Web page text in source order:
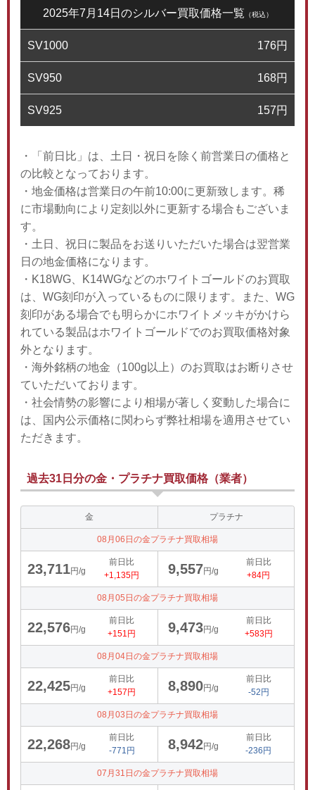
2025年7月14日のシルバー買取価格一覧 （税込）
SV1000 176円
SV950 168円
SV925 157円
・「前日比」は、土日・祝日を除く前営業日の価格と
の比較となっております。
・地金価格は営業日の午前10:00に更新致します。稀
に市場動向により定刻以外に更新する場合もございま
す。
・土日、祝日に製品をお送りいただいた場合は翌営業
日の地金価格になります。
・K18WG、K14WGなどのホワイトゴールドのお買取
は、WG刻印が入っているものに限ります。また、WG
刻印がある場合でも明らかにホワイトメッキがかけら
れている製品はホワイトゴールドでのお買取価格対象
外となります。
・海外銘柄の地金（100g以上）のお買取はお断りさせ
ていただいております。
・社会情勢の影響により相場が著しく変動した場合に
は、国内公示価格に関わらず弊社相場を適用させてい
ただきます。
過去31日分の金・プラチナ買取価格（業者）
金 プラチナ
08月06日の金プラチナ買取相場
23,711円/g
前日比
+1,135円
9,557円/g
前日比
+84円
08月05日の金プラチナ買取相場
22,576円/g
前日比
+151円
9,473円/g
前日比
+583円
08月04日の金プラチナ買取相場
22,425円/g
前日比
+157円
8,890円/g
前日比
-52円
08月03日の金プラチナ買取相場
22,268円/g
前日比
-771円
8,942円/g
前日比
-236円
07月31日の金プラチナ買取相場